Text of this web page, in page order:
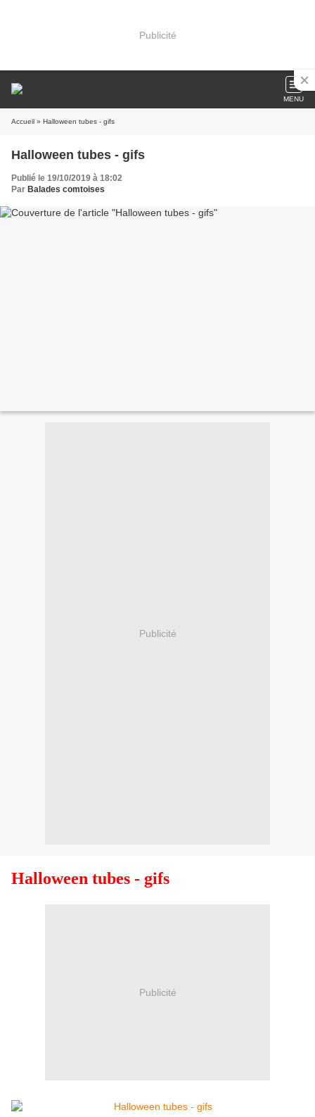
Publicité
MENU
Accueil » Halloween tubes - gifs
Halloween tubes - gifs
Publié le 19/10/2019 à 18:02
Par Balades comtoises
Publicité
Halloween tubes - gifs
Publicité